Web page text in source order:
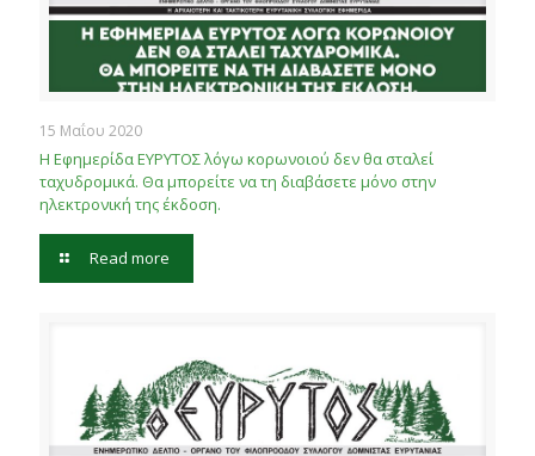
15 Μαΐου 2020
Η Εφημερίδα ΕΥΡΥΤΟΣ λόγω κορωνοιού δεν θα σταλεί
ταχυδρομικά. Θα μπορείτε να τη διαβάσετε μόνο στην
ηλεκτρονική της έκδοση.
Read more